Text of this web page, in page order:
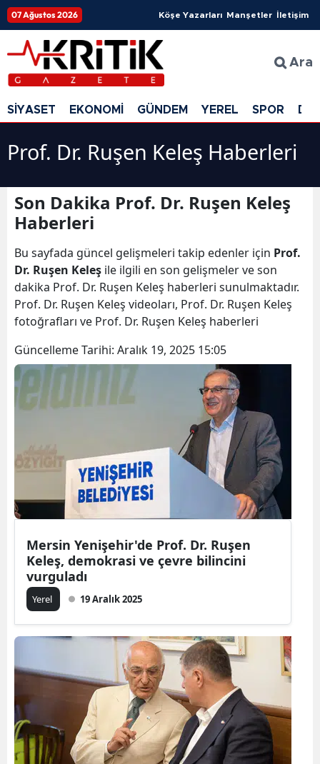
07 Ağustos 2026 Köşe Yazarları Manşetler İletişim
Ara
SİYASET EKONOMİ GÜNDEM YEREL SPOR
Prof. Dr. Ruşen Keleş Haberleri
Son Dakika Prof. Dr. Ruşen Keleş
Haberleri
Bu sayfada güncel gelişmeleri takip edenler için Prof.
Dr. Ruşen Keleş ile ilgili en son gelişmeler ve son
dakika Prof. Dr. Ruşen Keleş haberleri sunulmaktadır.
Prof. Dr. Ruşen Keleş videoları, Prof. Dr. Ruşen Keleş
fotoğrafları ve Prof. Dr. Ruşen Keleş haberleri
Güncelleme Tarihi: Aralık 19, 2025 15:05
Mersin Yenişehir'de Prof. Dr. Ruşen
Keleş, demokrasi ve çevre bilincini
vurguladı
Yerel 19 Aralık 2025